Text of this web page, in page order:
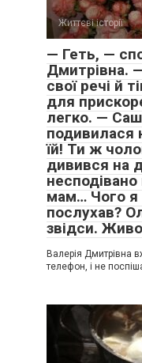
Життєві історії
— Геть, —
Дмитрівна.
свої речі й
для
легко. —
подивилася
їй! Ти ж
дивився на
мам… Чого я
послухав?
звідси. Живо
Валерія Дмитрівна
телефон, і не